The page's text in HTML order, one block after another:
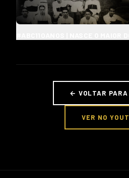
← VOLTAR PARA
VER NO